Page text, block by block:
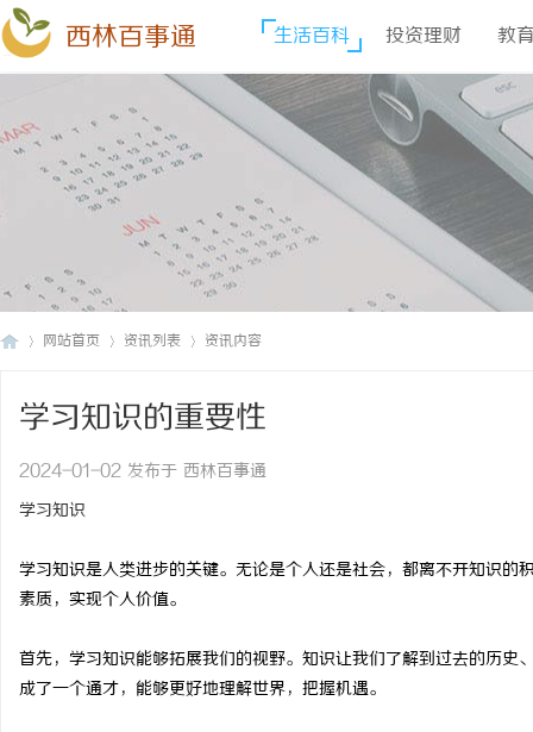
西林百事通 生活百科 投资理财 教
网站首页 资讯列表 资讯内容
学习知识的重要性
2024-01-02 发布于 西林百事通
学习知识
学习知识是人类进步的关键。无论是个人还是社会，都离不开知识
素质，实现个人价值。
首先，学习知识能够拓展我们的视野。知识让我们了解到过去的历
成了一个通才，能够更好地理解世界，把握机遇。